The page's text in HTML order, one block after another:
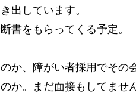
出しています。
書をもらってくる予定。
か、障がい者採用でその
か。まだ面接もしてませ